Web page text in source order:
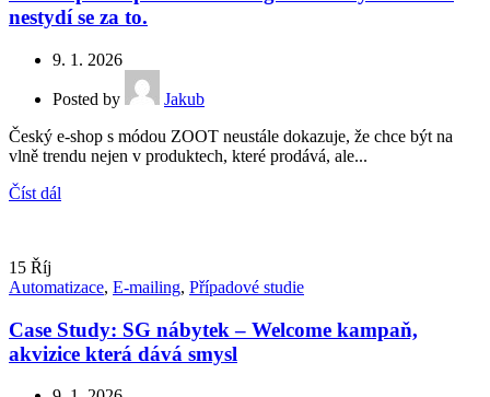
nestydí se za to.
9. 1. 2026
Posted by
Jakub
Český e-shop s módou ZOOT neustále dokazuje, že chce být na
vlně trendu nejen v produktech, které prodává, ale...
Číst dál
15 Říj
Automatizace, E-mailing, Případové studie
Case Study: SG nábytek – Welcome kampaň,
akvizice která dává smysl